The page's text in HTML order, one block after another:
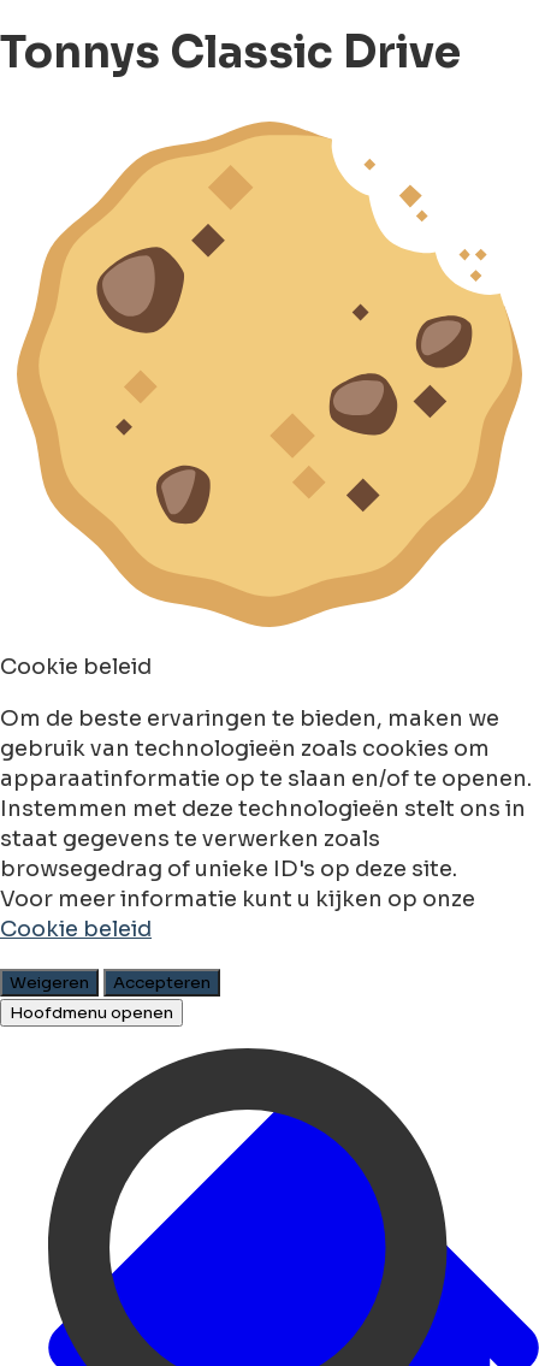
Tonnys Classic Drive
Cookie beleid
Om de beste ervaringen te bieden, maken we
gebruik van technologieën zoals cookies om
apparaatinformatie op te slaan en/of te openen.
Instemmen met deze technologieën stelt ons in
staat gegevens te verwerken zoals
browsegedrag of unieke ID's op deze site.
Voor meer informatie kunt u kijken op onze
Cookie beleid
Weigeren
Accepteren
Hoofdmenu openen